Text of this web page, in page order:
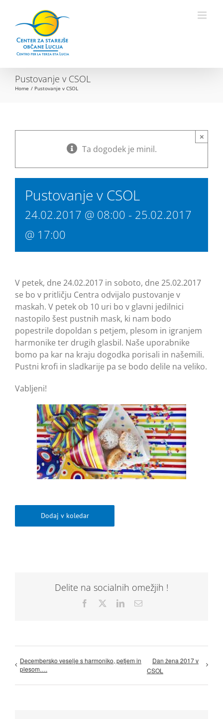
Open toolbar
content
Pustovanje v CSOL
Home Pustovanje v CSOL
Ta dogodek je minil.
×
Pustovanje v CSOL
24.02.2017 @ 08:00 - 25.02.2017
@ 17:00
V petek, dne 24.02.2017 in soboto, dne 25.02.2017
se bo v pritličju Centra odvijalo pustovanje v
maskah. V petek ob 10 uri bo v glavni jedilnici
nastopilo šest pustnih mask, ki nam bodo
popestrile dopoldan s petjem, plesom in igranjem
harmonike ter drugih glasbil. Naše uporabnike
bomo pa kar na kraju dogodka porisali in našemili.
Pustni krofi in sladkarije pa se bodo delile na veliko.
Vabljeni!
Dodaj v koledar
Delite na socialnih omežjih !
Facebook LinkedInEmail
Decembersko veselje s harmoniko, petjem in
plesom….
Dan žena 2017 v
CSOL